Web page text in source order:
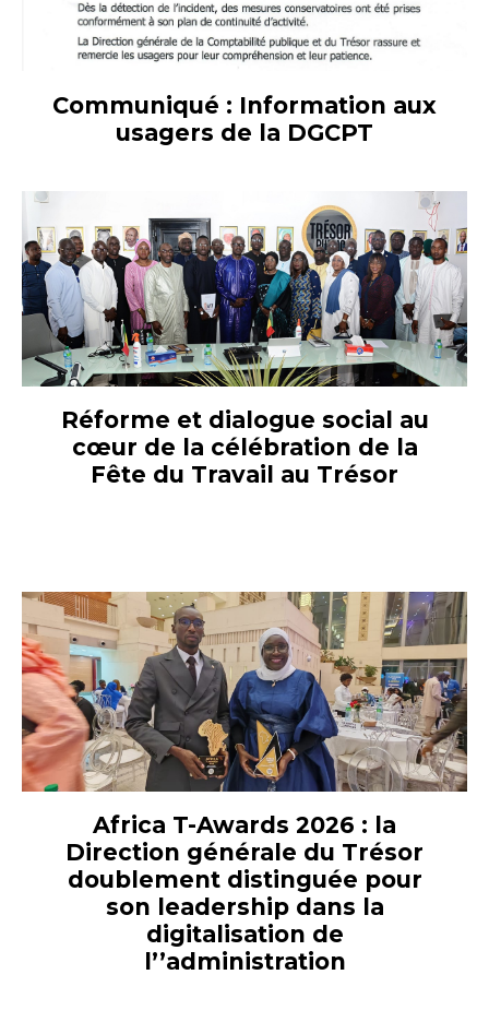
Communiqué : Information aux
usagers de la DGCPT
Réforme et dialogue social au
cœur de la célébration de la
Fête du Travail au Trésor
Africa T-Awards 2026 : la
Direction générale du Trésor
doublement distinguée pour
son leadership dans la
digitalisation de
l’’administration